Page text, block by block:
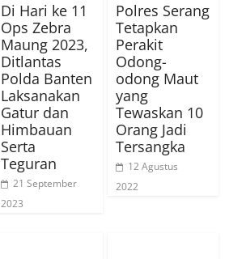
Di Hari ke 11
Ops Zebra
Maung 2023,
Ditlantas
Polda Banten
Laksanakan
Gatur dan
Himbauan
Serta
Teguran
21 September
2023
Polres Serang
Tetapkan
Perakit
Odong-
odong Maut
yang
Tewaskan 10
Orang Jadi
Tersangka
12 Agustus
2022